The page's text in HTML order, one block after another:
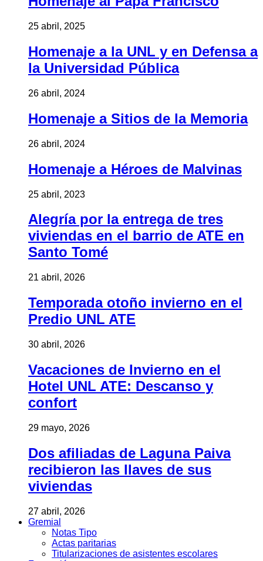
25 abril, 2025
Homenaje a la UNL y en Defensa a
la Universidad Pública
26 abril, 2024
Homenaje a Sitios de la Memoria
26 abril, 2024
Homenaje a Héroes de Malvinas
25 abril, 2023
Alegría por la entrega de tres
viviendas en el barrio de ATE en
Santo Tomé
21 abril, 2026
Temporada otoño invierno en el
Predio UNL ATE
30 abril, 2026
Vacaciones de Invierno en el
Hotel UNL ATE: Descanso y
confort
29 mayo, 2026
Dos afiliadas de Laguna Paiva
recibieron las llaves de sus
viviendas
27 abril, 2026
Gremial
Notas Tipo
Actas paritarias
Titularizaciones de asistentes escolares